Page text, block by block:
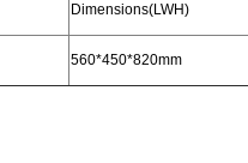
Dimensions(LWH)
560*450*820mm